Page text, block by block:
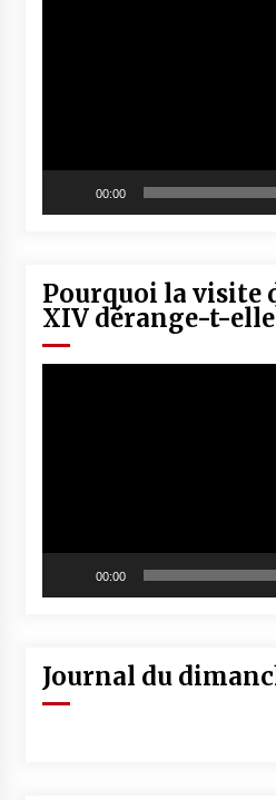
00:00
Pourquoi la visite
XIV dérange-t-
00:00
Journal du